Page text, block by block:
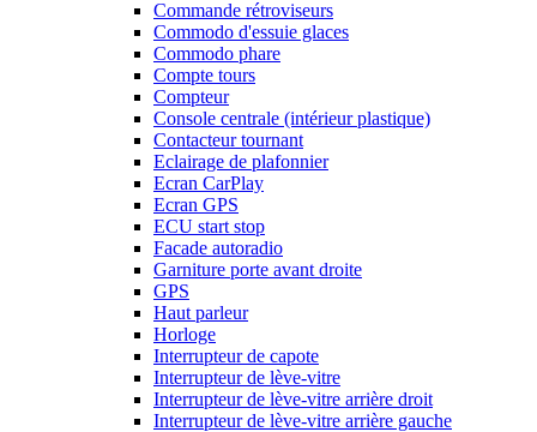
Commande rétroviseurs
Commodo d'essuie glaces
Commodo phare
Compte tours
Compteur
Console centrale (intérieur plastique)
Contacteur tournant
Eclairage de plafonnier
Ecran CarPlay
Ecran GPS
ECU start stop
Facade autoradio
Garniture porte avant droite
GPS
Haut parleur
Horloge
Interrupteur de capote
Interrupteur de lève-vitre
Interrupteur de lève-vitre arrière droit
Interrupteur de lève-vitre arrière gauche